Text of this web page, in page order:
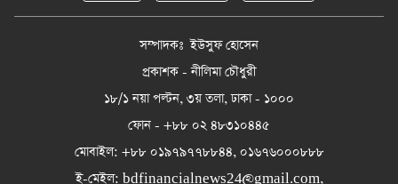
সম্পাদকঃ ইউসুফ হোসেন
প্রকাশক - নীলিমা চৌধুরী
১৮/১ নয়া পল্টন, ৩য় তলা, ঢাকা - ১০০০
ফোন - +৮৮ ০২ ৪৮৩১০৪৪৫
মোবাইল: +৮৮ ০১৯৭৯৭৭৮৮৪৪, ০১৬৭৬০০০৮৮৮
ই-মেইল: bdfinancialnews24@gmail.com,